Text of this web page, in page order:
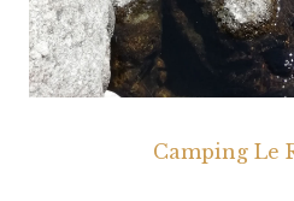
Camping Le